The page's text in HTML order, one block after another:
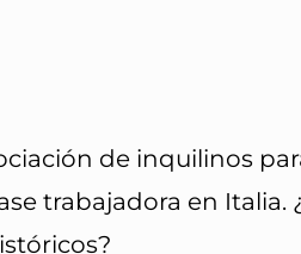
de inquilinos
trabajadora en Italia.